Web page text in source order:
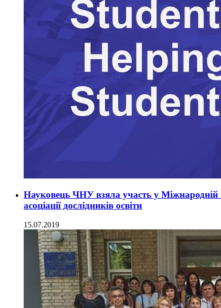
Науковець ЧНУ взяла участь у Міжнародній
асоціації дослідників освіти
15.07.2019